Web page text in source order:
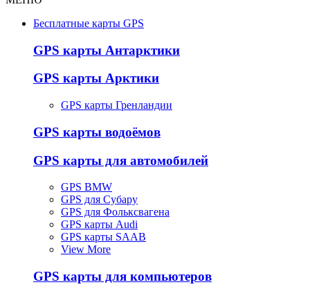
Бесплатные карты GPS
GPS карты Антарктики
GPS карты Арктики
GPS карты Гренландии
GPS карты водоёмов
GPS карты для автомобилей
GPS BMW
GPS для Субару
GPS для Фольксвагена
GPS карты Audi
GPS карты SAAB
View More
GPS карты для компьютеров